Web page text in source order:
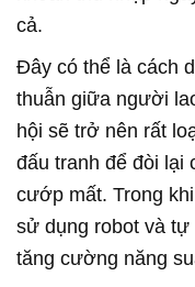
cả.
Đây có thể là cách
thuẫn giữa người
hội sẽ trở nên rất
đấu tranh để đòi lại
cướp mất. Trong
sử dụng robot và tự
tăng cường năng